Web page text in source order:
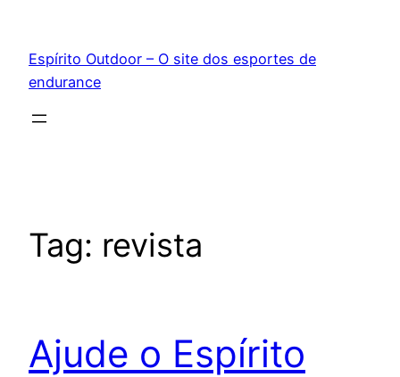
conteúdo
Espírito Outdoor – O site dos esportes de
endurance
Tag: revista
Ajude o Espírito